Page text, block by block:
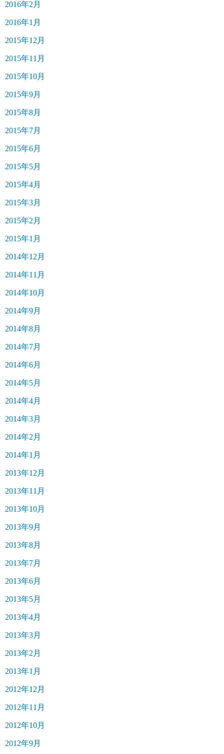
2016年2月
2016年1月
2015年12月
2015年11月
2015年10月
2015年9月
2015年8月
2015年7月
2015年6月
2015年5月
2015年4月
2015年3月
2015年2月
2015年1月
2014年12月
2014年11月
2014年10月
2014年9月
2014年8月
2014年7月
2014年6月
2014年5月
2014年4月
2014年3月
2014年2月
2014年1月
2013年12月
2013年11月
2013年10月
2013年9月
2013年8月
2013年7月
2013年6月
2013年5月
2013年4月
2013年3月
2013年2月
2013年1月
2012年12月
2012年11月
2012年10月
2012年9月